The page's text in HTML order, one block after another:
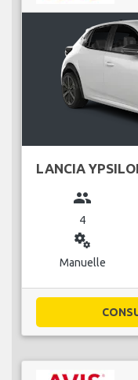
LANCIA
group
4
miscellaneous_services
Manuelle